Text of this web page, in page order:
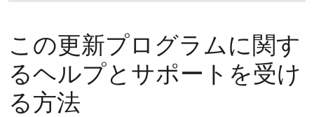
この更新プログラムに関す
るヘルプとサポートを受け
る方法